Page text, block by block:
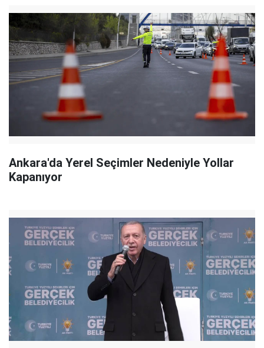
Ankara'da Yerel Seçimler Nedeniyle Yollar
Kapanıyor